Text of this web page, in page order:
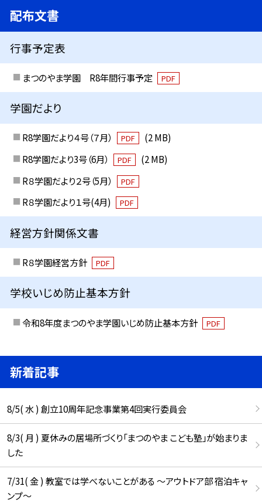
配布文書
行事予定表
まつのやま学園 R8年間行事予定 PDF
学園だより
R8学園だより４号（７月） PDF
(2 MB)
R8学園だより3号（6月）
PDF
(2 MB)
R８学園だより２号（5月）
PDF
R８学園だより１号(4月) PDF
経営方針関係文書
R８学園経営方針 PDF
学校いじめ防止基本方針
令和8年度まつのやま学園いじめ防止基本方針 PDF
新着記事
8/5( 水 ) 創立10周年記念事業第4回実行委員会
8/3( 月 ) 夏休みの居場所づくり「まつのやま こども塾」が始まりま
した
7/31( 金 ) 教室では学べないことがある ～アウトドア部 宿泊キャ
ンプ～